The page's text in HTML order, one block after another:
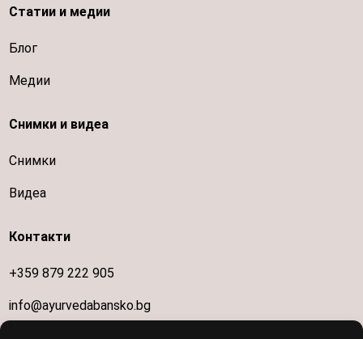
Статии и медии
Блог
Медии
Снимки и видеа
Снимки
Видеа
Контакти
+359 879 222 905
info@ayurvedabansko.bg